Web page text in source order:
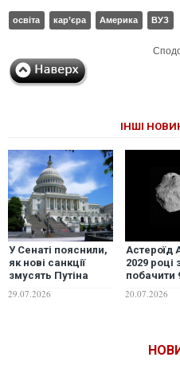
освіта кар’єра Америка ВУЗ
ІНШІ
У Сенаті пояснили,
як нові санкції
змусять Путіна
переговорів: "Ваші
29.07.2026
Астероїд
2029 році
побачити
20.07.2026